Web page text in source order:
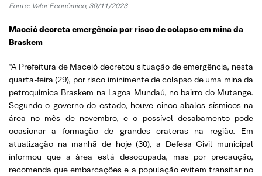
Fonte: Valor Econômico, 30/11/2023
Maceió decreta emergência por risco de colapso em mina da
Braskem
“A Prefeitura de Maceió decretou situação de emergência, nesta
quarta-feira (29), por risco iminimente de colapso de uma mina da
petroquímica Braskem na Lagoa Mundaú, no bairro do Mutange.
Segundo o governo do estado, houve cinco abalos sísmicos na
área no mês de novembro, e o possível desabamento pode
ocasionar a formação de grandes crateras na região. Em
atualização na manhã de hoje (30), a Defesa Civil municipal
informou que a área está desocupada, mas por precaução,
recomenda que embarcações e a população evitem transitar no